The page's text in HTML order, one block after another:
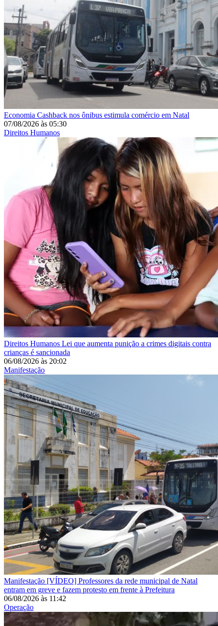
Economia Cashback nos ônibus estimula comércio em Natal
07/08/2026 às 05:30
Direitos Humanos
Direitos Humanos Lei que aumenta punição a crimes digitais contra
crianças é sancionada
06/08/2026 às 20:02
Manifestação
Manifestação [VÍDEO] Professores da rede municipal de Natal
entram em greve e fazem protesto em frente à Prefeitura
06/08/2026 às 11:42
Operação